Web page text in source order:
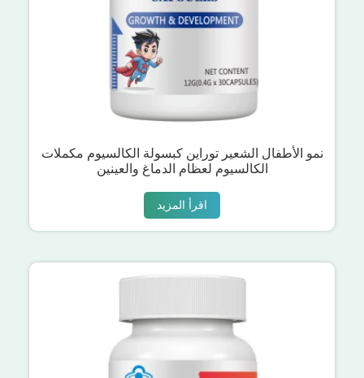
نمو الأطفال الشعير توراين كبسولة الكالسيوم مكملات
الكالسيوم لعظام الدماغ والعينين
اقرأ المزيد